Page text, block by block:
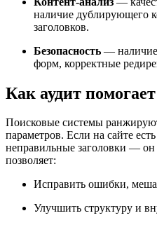
наличие дублирующего
заголовков.
Безопасность — наличие
форм, корректные
Как аудит
Поисковые системы
параметров. Если на сайте
неправильные заголовки — он
позволяет:
Исправить ошибки,
Улучшить структуру и